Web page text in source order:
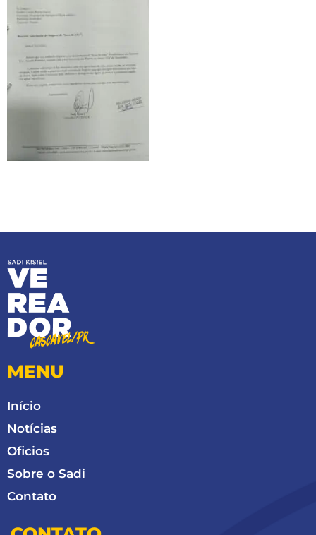
MENU
Início
Notícias
Oficios
Sobre o Sadi
Contato